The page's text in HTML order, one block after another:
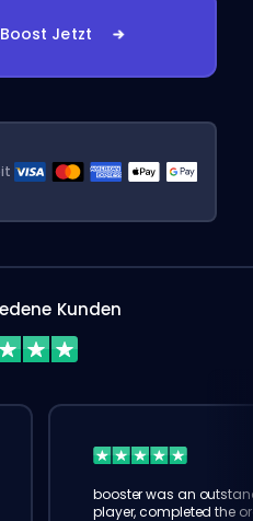
Jetzt
Kunden
booster was an
player, completed the